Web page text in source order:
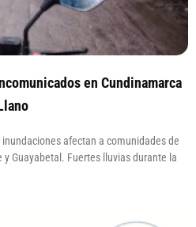
en Cundinamarca
afectan a comunidades de
y Guayabetal. Fuertes lluvias durante la